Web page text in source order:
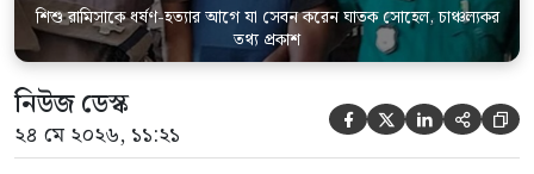
শিশু রামিসাকে ধর্ষণ-হত্যার আগে যা সেবন করেন ঘাতক সোহেল, চাঞ্চল্যকর
তথ্য প্রকাশ
নিউজ ডেস্ক
২৪ মে ২০২৬, ১১:২১     